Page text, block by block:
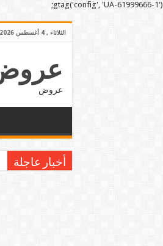
gtag('config', 'UA-61999666-1');
الثلاثاء , 4 أغسطس 2026
عروض
عروض
أخبار عاجلة